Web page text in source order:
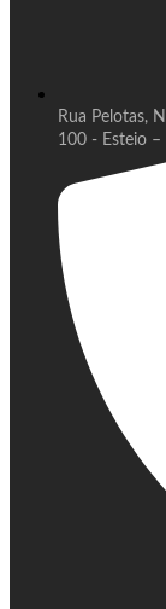
Rua Pelotas,
100 - Esteio –